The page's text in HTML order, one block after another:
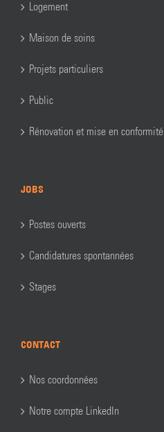
Logement
Maison de soins
Projets particuliers
Public
Rénovation et mise en conformité
JOBS
Postes ouverts
Candidatures spontannées
Stages
CONTACT
Nos coordonnées
Notre compte LinkedIn